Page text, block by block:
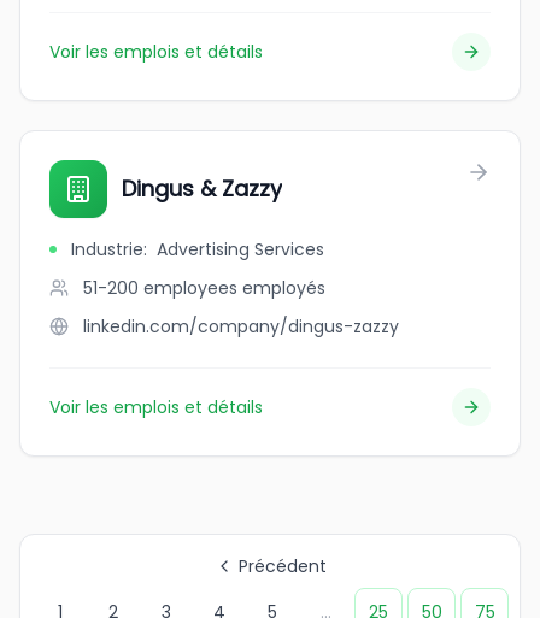
Voir les emplois et détails
Dingus & Zazzy
Industrie: Advertising Services
51-200 employees employés
linkedin.com/company/dingus-zazzy
Voir les emplois et détails
Précédent
1
2 3 4 5 ... 25 50 75